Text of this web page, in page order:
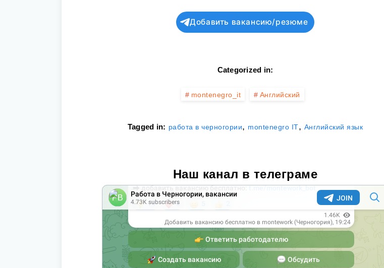
Добавить вакансию/резюме
Categorized in:
montenegro_it Английский
Tagged in: работа в черногории, montenegro IT, Английский язык
Наш канал в телеграме